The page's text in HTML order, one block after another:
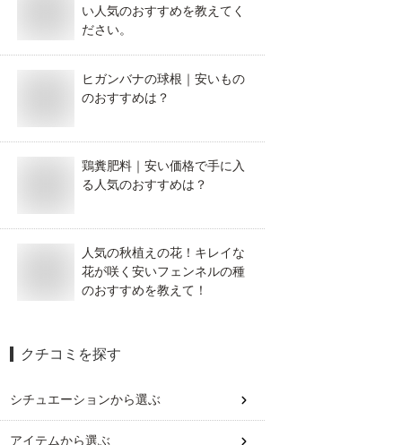
い人気のおすすめを教えてく
ださい。
ヒガンバナの球根｜安いもの
のおすすめは？
鶏糞肥料｜安い価格で手に入
る人気のおすすめは？
人気の秋植えの花！キレイな
花が咲く安いフェンネルの種
のおすすめを教えて！
クチコミを探す
シチュエーションから選ぶ
アイテムから選ぶ